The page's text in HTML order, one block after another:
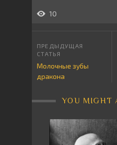
10
Молочные зубы
дракона
YOU MIGHT